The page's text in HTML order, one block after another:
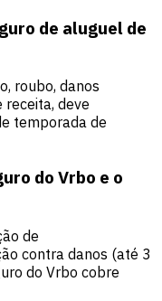
de aluguel de
roubo, danos
receita, deve
temporada de
do Vrbo e o
de
contra danos (até 3
do Vrbo cobre